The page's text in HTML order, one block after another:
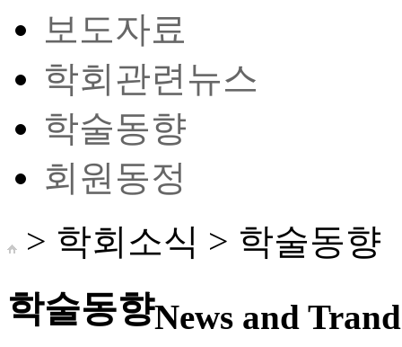
보도자료
학회관련뉴스
학술동향
회원동정
> 학회소식 > 학술동향
학술동향News and